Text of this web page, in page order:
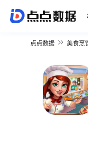
点点数据 美食烹